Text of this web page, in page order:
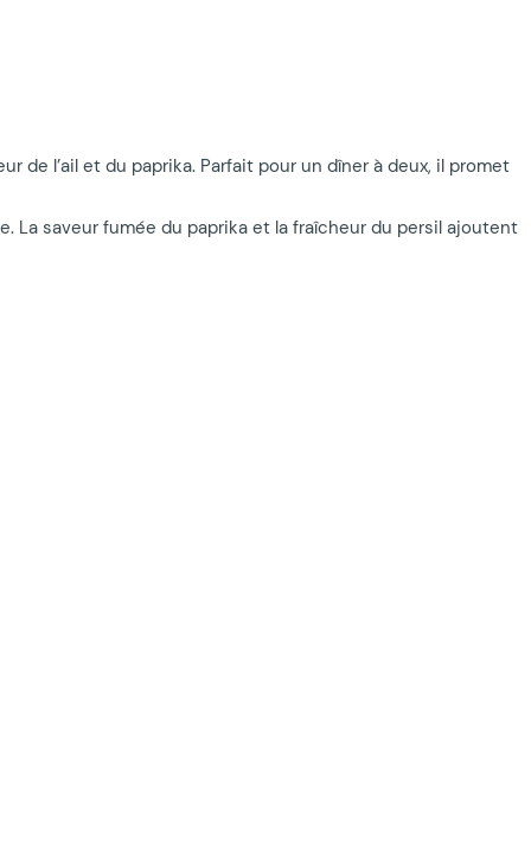
de l’ail et du paprika. Parfait pour un dîner à deux, il promet
saveur fumée du paprika et la fraîcheur du persil ajoutent